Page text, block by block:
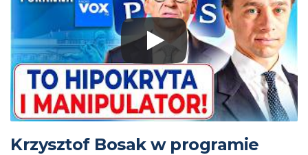
Krzysztof Bosak w programie